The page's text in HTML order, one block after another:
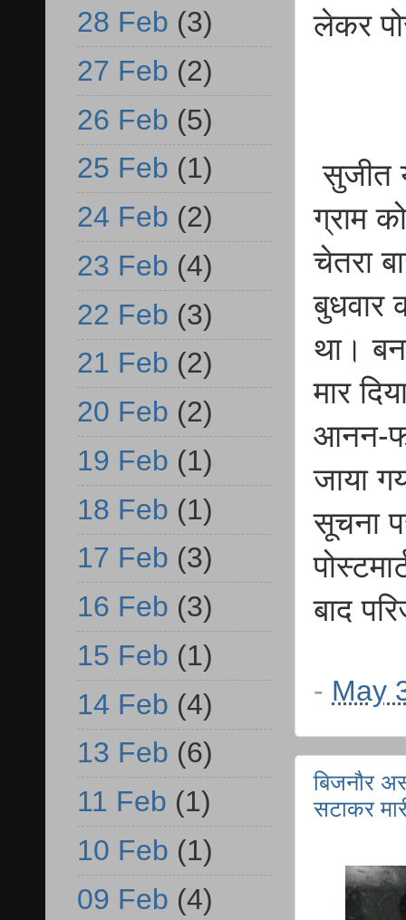
लेकर
सुजीत
ग्राम
चेतरा
बुधवार
था।
मार
आनन-
जाया
सूचना
बाद
- May
बिजनौर
सटाकर
28 Feb (3)
27 Feb (2)
26 Feb (5)
25 Feb (1)
24 Feb (2)
23 Feb (4)
22 Feb (3)
21 Feb (2)
20 Feb (2)
19 Feb (1)
18 Feb (1)
17 Feb (3)
16 Feb (3)
15 Feb (1)
14 Feb (4)
13 Feb (6)
11 Feb (1)
10 Feb (1)
09 Feb (4)